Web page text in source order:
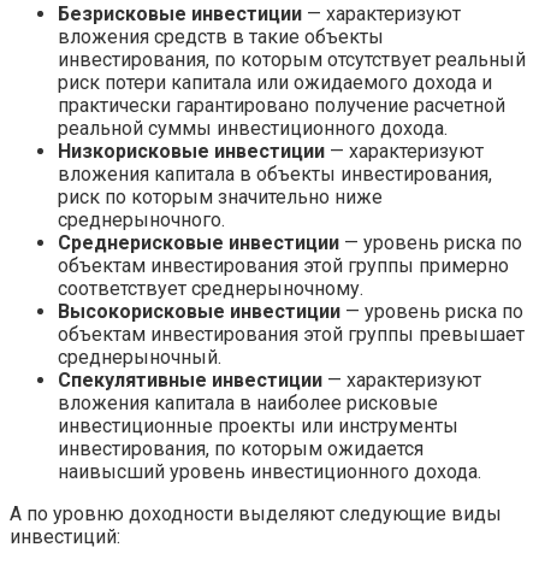
Безрисковые инвестиции — характеризуют
вложения средств в такие объекты
инвестирования, по которым отсутствует реальный
риск потери капитала или ожидаемого дохода и
практически гарантировано получение расчетной
реальной суммы инвестиционного дохода.
Низкорисковые инвестиции — характеризуют
вложения капитала в объекты инвестирования,
риск по которым значительно ниже
среднерыночного.
Среднерисковые инвестиции — уровень риска по
объектам инвестирования этой группы примерно
соответствует среднерыночному.
Высокорисковые инвестиции — уровень риска по
объектам инвестирования этой группы превышает
среднерыночный.
Спекулятивные инвестиции — характеризуют
вложения капитала в наиболее рисковые
инвестиционные проекты или инструменты
инвестирования, по которым ожидается
наивысший уровень инвестиционного дохода.
А по уровню доходности выделяют следующие виды
инвестиций: